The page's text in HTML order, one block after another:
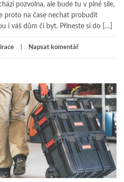
pozvolna, ale bude tu v plné síle,
proto na čase nechat probudit
i váš dům či byt. Přineste si do […]
Napsat komentář